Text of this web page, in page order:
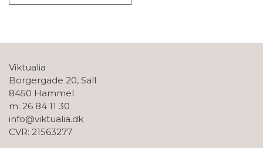
Viktualia
Borgergade 20, Sall
8450 Hammel
m: 26 84 11 30
info@viktualia.dk
CVR: 21563277